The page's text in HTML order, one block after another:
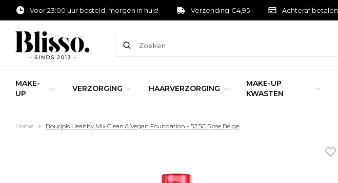
Voor 23:00 uur besteld, morgen in huis! Verzending €4,95 Achteraf betalen
MAKE-
UP
VERZORGING HAARVERZORGING
MAKE-UP
KWASTEN
Home Bourjois Healthy Mix Clean & Vegan Foundation - 52.5C Rose Beige